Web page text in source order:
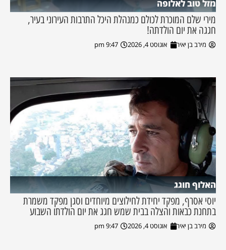
מזל טוב לאלופה
מירי שלם המוכרת לכולם כמנהלת היכל התרבות העירוני בעיר,
חגגה את יום הולדתה!
מירב בן יאיר אוגוסט 4, 2026 9:47 pm
האלוף חוגג
יוסי אסרף, מפקד יחידת לחילוצים מיוחדים וסגן מפקד משמרת
בתחנת כבאות והצלה בבית שמש חגג את יום הולדתו השבוע
מירב בן יאיר אוגוסט 4, 2026 9:47 pm